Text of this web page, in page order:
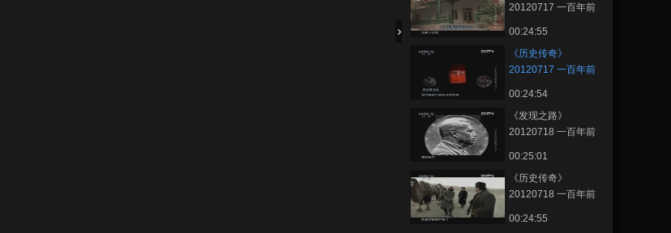
20120717 一百年前
00:24:55
《历史传奇》
20120717 一百年前
00:24:54
《发现之路》
20120718 一百年前
00:25:01
《历史传奇》
20120718 一百年前
00:24:55